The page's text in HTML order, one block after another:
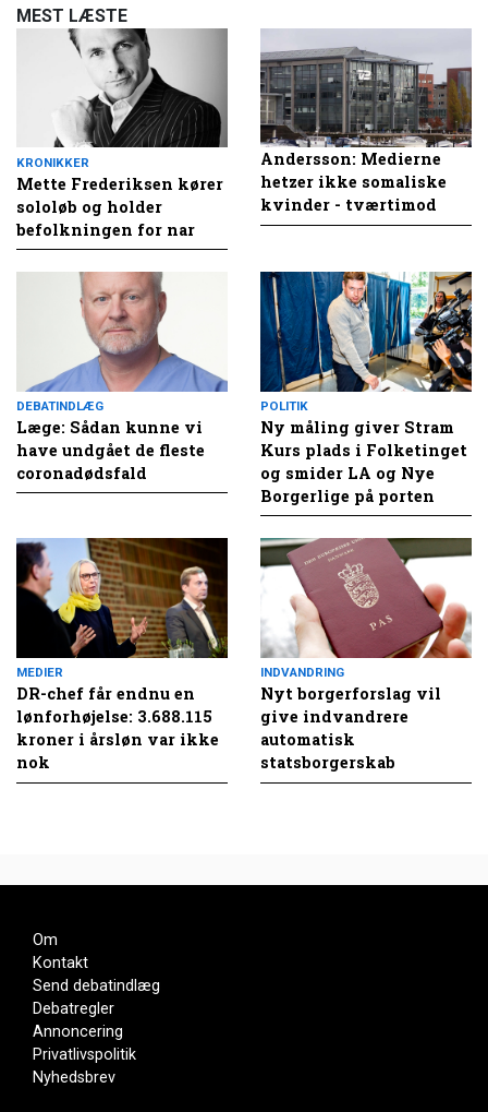
MEST LÆSTE
KRONIKKER
Mette Frederiksen kører
sololøb og holder
befolkningen for nar
Andersson: Medierne
hetzer ikke somaliske
kvinder - tværtimod
DEBATINDLÆG
Læge: Sådan kunne vi
have undgået de fleste
coronadødsfald
POLITIK
Ny måling giver Stram
Kurs plads i Folketinget
og smider LA og Nye
Borgerlige på porten
MEDIER
DR-chef får endnu en
lønforhøjelse: 3.688.115
kroner i årsløn var ikke
nok
INDVANDRING
Nyt borgerforslag vil
give indvandrere
automatisk
statsborgerskab
Om
Kontakt
Send debatindlæg
Debatregler
Annoncering
Privatlivspolitik
Nyhedsbrev